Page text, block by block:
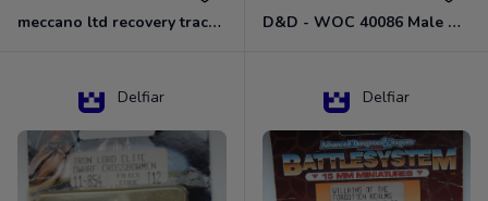
meccano ltd recovery tractor N°661 D&D - WOC 40086 Male Dwarven Cleric Miniature - Donjons Dragons
Delfiar Delfiar